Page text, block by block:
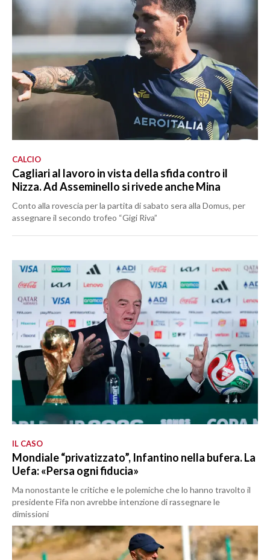
CALCIO
Cagliari al lavoro in vista della sfida contro il
Nizza. Ad Asseminello si rivede anche Mina
Conto alla rovescia per la partita di sabato sera alla Domus, per
assegnare il secondo trofeo “Gigi Riva”
IL CASO
Mondiale “privatizzato”, Infantino nella bufera. La
Uefa: «Persa ogni fiducia»
Ma nonostante le critiche e le polemiche che lo hanno travolto il
presidente Fifa non avrebbe intenzione di rassegnare le
dimissioni